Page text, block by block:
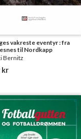
vakreste eventyr : fra
til Nordkapp
Bernitz
kr